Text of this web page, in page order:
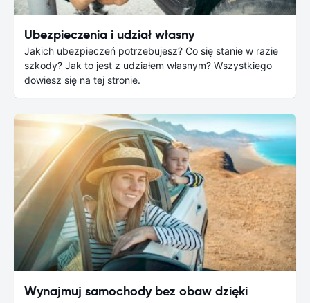
Ubezpieczenia i udział własny
Jakich ubezpieczeń potrzebujesz? Co się stanie w razie
szkody? Jak to jest z udziałem własnym? Wszystkiego
dowiesz się na tej stronie.
Wynajmuj samochody bez obaw dzięki